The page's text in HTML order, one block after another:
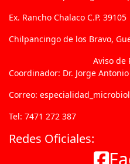
Ex. Rancho Chalaco C.P. 39105
Chilpancingo de los Bravo,
Aviso de
Coordinador: Dr. Jorge
Correo:
Tel: 7471 272 387
Redes Oficiales: